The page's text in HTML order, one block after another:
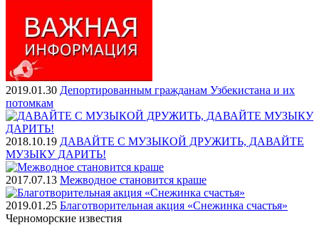
2019.01.30 Депортированным гражданам Узбекистана и их
потомкам
2018.10.19 ДАВАЙТЕ С МУЗЫКОЙ ДРУЖИТЬ, ДАВАЙТЕ
МУЗЫКУ ДАРИТЬ!
2017.07.13 Межводное становится краше
2019.01.25 Благотворительная акция «Снежинка счастья»
Черноморские известия